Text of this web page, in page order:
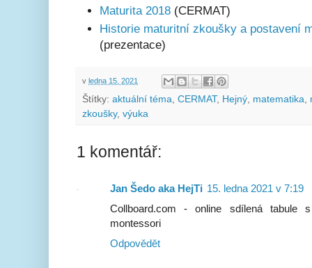
Maturita 2018 (CERMAT)
Historie maturitní zkoušky a postavení
(prezentace)
v ledna 15, 2021
Štítky: aktuální téma CERMAT, Hejný matematika
zkoušky, výuka
1 komentář:
Jan Šedo aka HejTi 15. ledna 2021 v 7:19
Collboard.com - online sdílená tabule
montessori
Odpovědět